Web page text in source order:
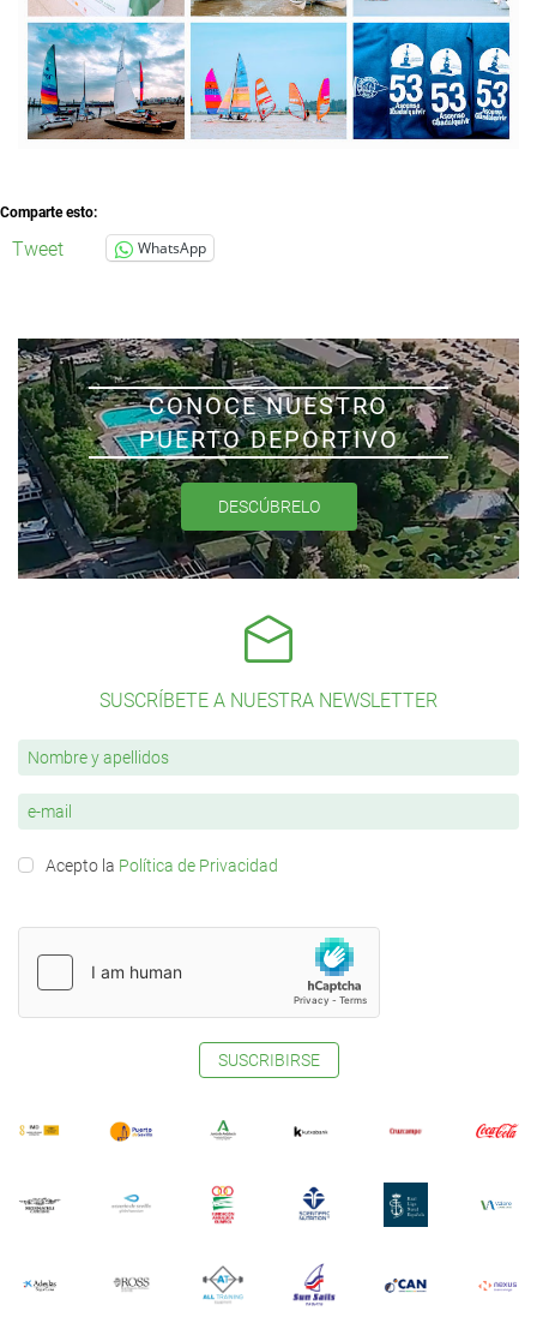
Comparte esto:
Tweet WhatsApp
CONOCE NUESTRO
PUERTO DEPORTIVO
DESCÚBRELO
SUSCRÍBETE A NUESTRA NEWSLETTER
Acepto la Política de Privacidad
SUSCRIBIRSE